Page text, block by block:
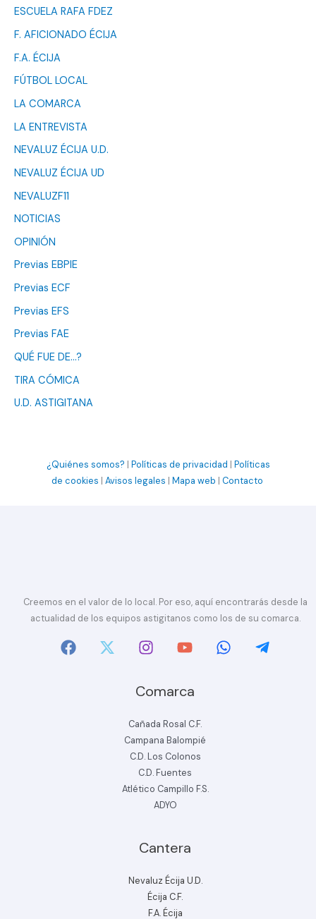
ESCUELA RAFA FDEZ
F. AFICIONADO ÉCIJA
F.A. ÉCIJA
FÚTBOL LOCAL
LA COMARCA
LA ENTREVISTA
NEVALUZ ÉCIJA U.D.
NEVALUZ ÉCIJA UD
NEVALUZF11
NOTICIAS
OPINIÓN
Previas EBPIE
Previas ECF
Previas EFS
Previas FAE
QUÉ FUE DE…?
TIRA CÓMICA
U.D. ASTIGITANA
¿Quiénes somos? | Políticas de privacidad | Políticas
de cookies | Avisos legales | Mapa web | Contacto
Creemos en el valor de lo local. Por eso, aquí encontrarás desde la
actualidad de los equipos astigitanos como los de su comarca.
Comarca
Cañada Rosal C.F.
Campana Balompié
C.D. Los Colonos
C.D. Fuentes
Atlético Campillo F.S.
ADYO
Cantera
Nevaluz Écija U.D.
Écija C.F.
F.A. Écija